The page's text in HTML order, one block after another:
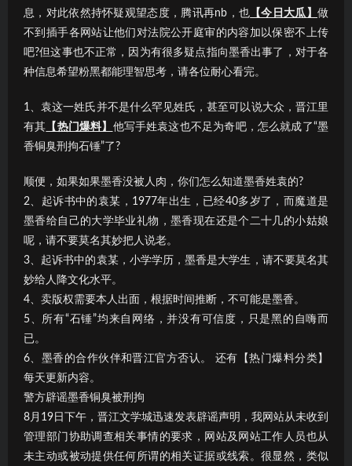
息，对此依然持怀疑观望态度，腾讯再nb，也 【今日大瓜】做
不到插手各网站让他们对法院公开庭审的内容加以保密不上传
吧?但这事也不正常，因为有很多疑点指向墨香出事了，对于各
种信息希望粉黑都能理智思考，请各位耐心看完。
1、袁这一姓氏并不是什么罕见姓氏，甚至可以说大众，晋江里
有其 【热门爆料】 他写手姓袁这也不足为奇吧，怎么就成了“墨
香铜臭刑拘石锤”了?
顺便，如果如果墨香没被人肉，你们怎么知道墨香姓袁的?
2、起诉书中的袁某，1977年出生，已经40多岁了，而魔道是
墨香给自己的大学毕业礼物，墨香现在还是个二十几的小姑娘
呢，请不要莫名其妙把人说老。
3、起诉书中的袁某，小学学历，墨香是大学生，请不要莫名其
妙给人降文化水平。
4、卖版权需要本人出面，根据时间推断，不可能是墨香。
5、所有“石锤”均来自网络，并没有可信度，只是黑的自嗨而
已。
6、墨香的合作伙伴和晋江官方否认。 还有【热门爆料分类】
每天更新内容。
警方辟谣墨香铜臭被刑拘
8月19日下午，晋江文学城迅速发表辟谣声明，我网站从未收到
管理部门协助调查相关事情的要求，网站及网站工作人员也从
未主动或被动提供任何所谓的相关证据或线索。很显然，类似